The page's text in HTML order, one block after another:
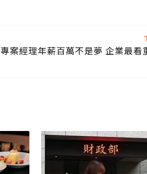
案經理年薪百萬不是夢 企業最看